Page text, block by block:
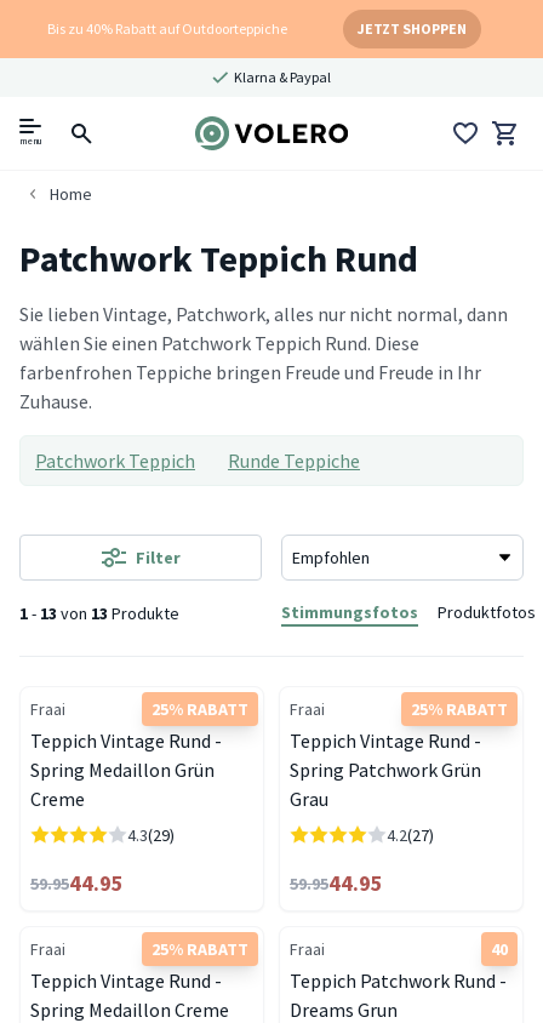
Bis zu 40% Rabatt auf Outdoorteppiche JETZT SHOPPEN
Klarna & Paypal
menu
Home
Patchwork Teppich Rund
Sie lieben Vintage, Patchwork, alles nur nicht normal, dann
wählen Sie einen Patchwork Teppich Rund. Diese
farbenfrohen Teppiche bringen Freude und Freude in Ihr
Zuhause.
Patchwork Teppich Runde Teppiche
1- 13 von 13 Produkte
Filter
Stimmungsfotos Produktfotos
25% RABATT
Fraai
Teppich Vintage Rund -
Spring Medaillon Grün
Creme
4.3(29)
59.9544.95
25% RABATT
Fraai
Teppich Vintage Rund -
Spring Patchwork Grün
Grau
4.2(27)
59.9544.95
25% RABATT
Fraai
Teppich Vintage Rund -
Spring Medaillon Creme
40
Fraai
Teppich Patchwork Rund -
Dreams Grun